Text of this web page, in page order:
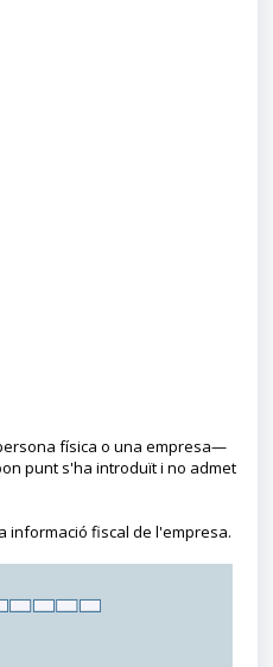
física o una empresa—
punt s'ha introduït i no admet
informació fiscal de l'empresa.